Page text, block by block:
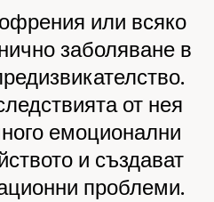
или всяко
заболяване в
от нея
емоционални
и създават
проблеми.